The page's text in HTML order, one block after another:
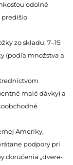
odolné
predišlo
zo skladu; 7–15
(podľa množstva a
malé dávky) a
Ameriky,
podpory pri
doručenia „dvere-